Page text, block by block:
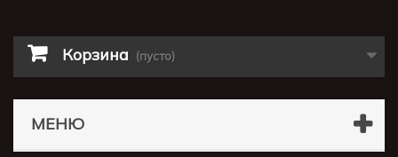
Корзина (пусто)
МЕНЮ